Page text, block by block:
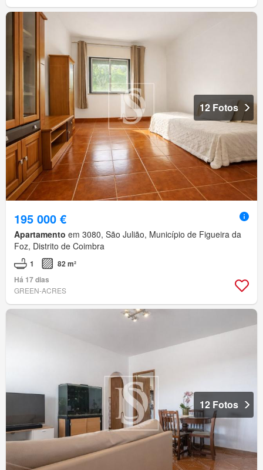
12 Fotos
195 000 €
Apartamento em 3080, São Julião, Município de Figueira da
Foz, Distrito de Coimbra
1
82 m²
Há 17 dias
GREEN-ACRES
12 Fotos